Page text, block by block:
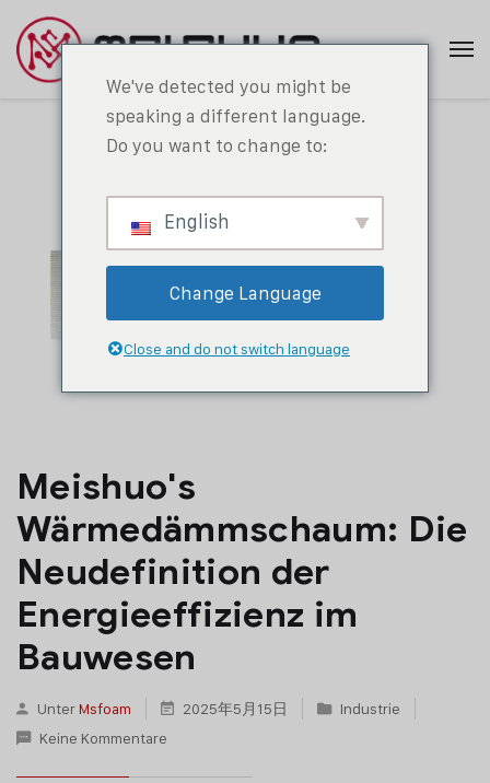
Meishuo's
Wärmedämmschaum: Die
Neudefinition der
Energieeffizienz im
Bauwesen
UnterMsfoam 2025年5月15日
Industrie
Keine Kommentare
We've detected you might be
speaking a different language.
Do you want to change to:
English
Change Language
Close and do not switch language